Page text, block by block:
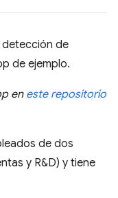
detección de
de ejemplo.
en este repositorio
de dos
y R&D) y tiene